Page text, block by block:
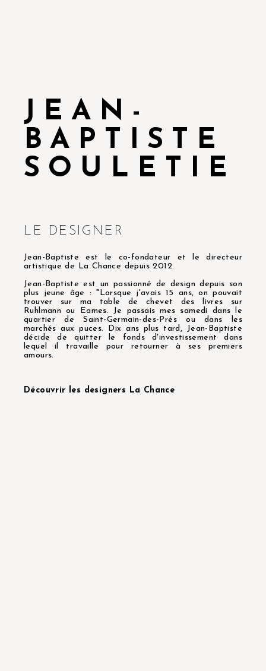
JEAN-
BAPTISTE
SOULETIE
LE DESIGNER
Jean-Baptiste est le co-fondateur et le directeur
artistique de La Chance depuis 2012.
Jean-Baptiste est un passionné de design depuis son
plus jeune âge : "Lorsque j'avais 15 ans, on pouvait
trouver sur ma table de chevet des livres sur
Ruhlmann ou Eames. Je passais mes samedi dans le
quartier de Saint-Germain-des-Prés ou dans les
marchés aux puces. Dix ans plus tard, Jean-Baptiste
décide de quitter le fonds d'investissement dans
lequel il travaille pour retourner à ses premiers
amours.
Découvrir les designers La Chance